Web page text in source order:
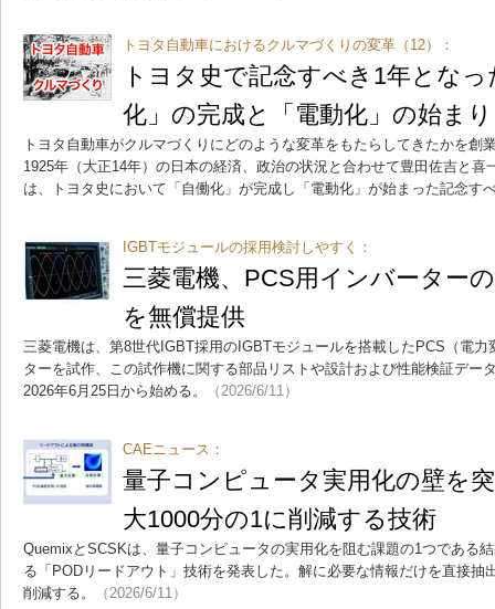
トヨタ自動車におけるクルマづくりの変革（12）：
トヨタ史で記念すべき1年とな
化」の完成と「電動化」の始まり
トヨタ自動車がクルマづくりにどのような変革をもたらしてきたかを創
1925年（大正14年）の日本の経済、政治の状況と合わせて豊田佐吉と喜
は、トヨタ史において「自働化」が完成し「電動化」が始まった記念す
IGBTモジュールの採用検討しやすく：
三菱電機、PCS用インバーター
を無償提供
三菱電機は、第8世代IGBT採用のIGBTモジュールを搭載したPCS（電
ターを試作、この試作機に関する部品リストや設計および性能検証デー
2026年6月25日から始める。
（2026/6/11）
CAEニュース：
量子コンピュータ実用化の壁を
大1000分の1に削減する技術
QuemixとSCSKは、量子コンピュータの実用化を阻む課題の1つである
る「PODリードアウト」技術を発表した。解に必要な情報だけを直接抽
削減する。
（2026/6/11）